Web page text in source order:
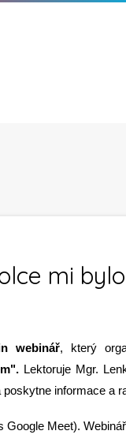
mi
webinář, který
Lektoruje Mgr.
informace a
Meet).